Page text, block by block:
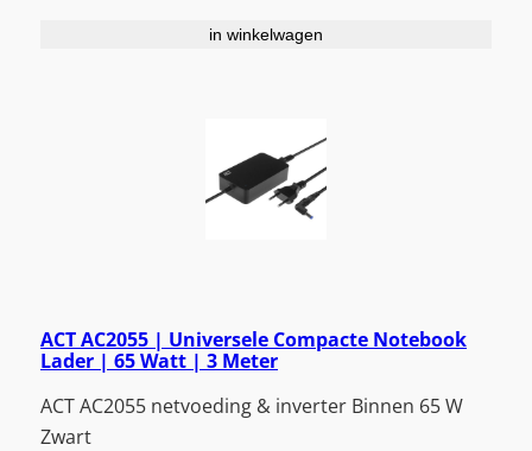
in winkelwagen
ACT AC2055 | Universele Compacte Notebook
Lader | 65 Watt | 3 Meter
ACT AC2055 netvoeding & inverter Binnen 65 W
Zwart